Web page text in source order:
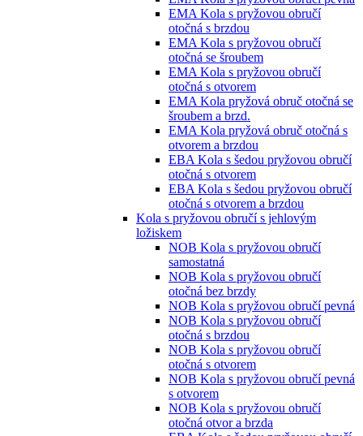
EMA Kola s pryžovou obručí
otočná s brzdou
EMA Kola s pryžovou obručí
otočná se šroubem
EMA Kola s pryžovou obručí
otočná s otvorem
EMA Kola pryžová obruč otočná se
šroubem a brzd.
EMA Kola pryžová obruč otočná s
otvorem a brzdou
EBA Kola s šedou pryžovou obručí
otočná s otvorem
EBA Kola s šedou pryžovou obručí
otočná s otvorem a brzdou
Kola s pryžovou obručí s jehlovým
ložiskem
NOB Kola s pryžovou obručí
samostatná
NOB Kola s pryžovou obručí
otočná bez brzdy
NOB Kola s pryžovou obručí pevná
NOB Kola s pryžovou obručí
otočná s brzdou
NOB Kola s pryžovou obručí
otočná s otvorem
NOB Kola s pryžovou obručí pevná
s otvorem
NOB Kola s pryžovou obručí
otočná otvor a brzda